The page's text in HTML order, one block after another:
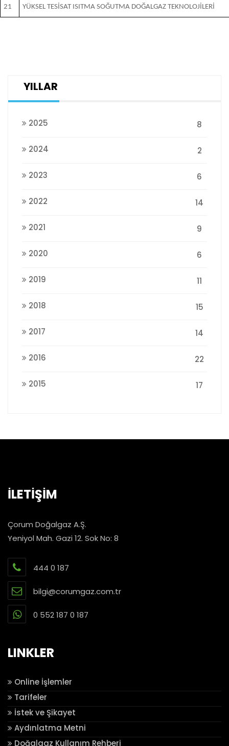
21 YÜKSEL TESİSAT ISITMA SOĞUTMA DOĞALGAZ TEKNOLOJİLERİ
YILLAR
2025 8
2024 2
2023 6
2022 14
2021 9
2020 6
2019 11
2018 15
2017 14
2016 22
2015 17
İLETİŞİM
Çorum Doğalgaz A.Ş.
Yeniyol Mah. Gazi 12. Sok No: 8
444 0 187
bilgi@corumgaz.com.tr
0 552 187 0 187
LINKLER
Online İşlemler
Tarifeler
İstek ve Şikayet
Aydınlatma Metni
Doğalgaz Kullanım Rehberi